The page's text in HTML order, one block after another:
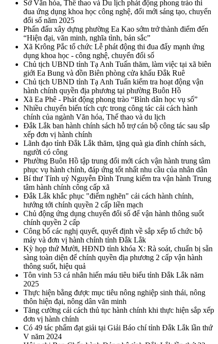
Sở Văn hóa, Thể thao và Du lịch phát động phong trào thi
đua ứng dụng khoa học công nghệ, đổi mới sáng tạo, chuyển
đổi số năm 2025
Phấn đấu xây dựng phường Ea Kao sớm trở thành điểm đến
“Hiện đại, văn minh, nghĩa tình, bản sắc”
Xã Krông Pắc tổ chức Lễ phát động thi đua đẩy mạnh ứng
dụng khoa học - công nghệ, chuyển đổi số
Chủ tịch UBND tỉnh Tạ Anh Tuấn thăm, làm việc tại xã biên
giới Ea Bung và đồn Biên phòng cửa khẩu Đắk Ruê
Chủ tịch UBND tỉnh Tạ Anh Tuấn kiểm tra hoạt động vận
hành chính quyền địa phương tại phường Buôn Hồ
Xã Ea Phê - Phát động phong trào “Bình dân học vụ số”
Nhiều chuyển biến tích cực trong công tác cải cách hành
chính của ngành Văn hóa, Thể thao và du lịch
Đắk Lắk ban hành chính sách hỗ trợ cán bộ công tác sau sắp
xếp đơn vị hành chính
Lãnh đạo tỉnh Đắk Lắk thăm, tặng quà gia đình chính sách,
người có công
Phường Buôn Hồ tập trung đổi mới cách vận hành trung tâm
phục vụ hành chính, đáp ứng tốt nhất nhu cầu của nhân dân
Bí thư Tỉnh uỷ Nguyễn Đình Trung kiểm tra vận hành Trung
tâm hành chính công cấp xã
Đắk Lắk khắc phục "điểm nghẽn" cải cách hành chính,
hướng tới chính quyền 2 cấp liền mạch
Chủ động ứng dụng chuyển đổi số để vận hành thông suốt
chính quyền 2 cấp
Công bố các nghị quyết, quyết định về sắp xếp tổ chức bộ
máy và đơn vị hành chính tỉnh Đắk Lắk
Kỳ họp thứ Mười, HĐND tỉnh khóa X: Rà soát, chuẩn bị sẵn
sàng toàn diện để chính quyền địa phương 2 cấp vận hành
thông suốt, hiệu quả
Tôn vinh 53 cá nhân hiến máu tiêu biểu tỉnh Đắk Lắk năm
2025
Thực hiện bằng được mục tiêu nông nghiệp sinh thái, nông
thôn hiện đại, nông dân văn minh
Tăng cường cải cách thủ tục hành chính khi thực hiện sắp xếp
đơn vị hành chính
Có 49 tác phẩm đạt giải tại Giải Báo chí tỉnh Đắk Lắk lần thứ
V năm 2024